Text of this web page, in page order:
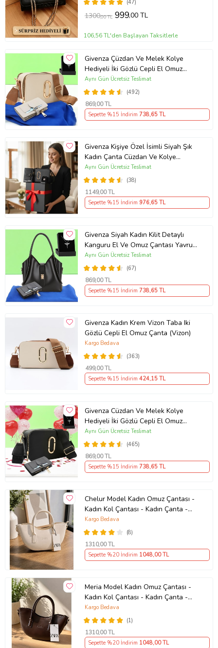
(47)
1300,00 TL 999,00 TL
106,56 TL'den Başlayan Taksitlerle
Givenza Çüzdan Ve Melek Kolye
Hediyeli İki Gözlü Cepli El Omuz
Çanta (Krem)
(492)
Aynı Gün Ücretsiz Teslimat
869,00 TL
Sepette %15 İndirim 738,65 TL
Givenza Kişiye Özel İsimli Siyah Şık
Kadın Çanta Cüzdan Ve Kolye
Hediyeli & Hediye Kutusu Seti
(D.Siyah)
(38)
Aynı Gün Ücretsiz Teslimat
1149,00 TL
Sepette %15 İndirim 976,65 TL
Givenza Siyah Kadın Kilit Detaylı
Kanguru El Ve Omuz Çantası Yavru
Çantalı Cüzdan Ve Kolye Hediyeli
(67)
Aynı Gün Ücretsiz Teslimat
869,00 TL
Sepette %15 İndirim 738,65 TL
Givenza Kadın Krem Vizon Taba Iki
Gözlü Cepli El Omuz Çanta (Vizon)
(363)
Kargo Bedava
499,00 TL
Sepette %15 İndirim 424,15 TL
Givenza Cüzdan Ve Melek Kolye
Hediyeli İki Gözlü Cepli El Omuz
Çanta (Siyah)
(465)
Aynı Gün Ücretsiz Teslimat
869,00 TL
Sepette %15 İndirim 738,65 TL
Chelur Model Kadın Omuz Çantası -
Kadın Kol Çantası - Kadın Çanta -
Günlük Kadın Çantası - Hediye
Çanta - Çapraz Askılı Kadın Çantası
(8)
Kargo Bedava
1310,00 TL
Sepette %20 İndirim 1048,00 TL
Meria Model Kadın Omuz Çantası -
Kadın Kol Çantası - Kadın Çanta -
Günlük Kadın Çantası - Hediye
Çanta - Çapraz Askılı Kadın Çantası
(1)
Kargo Bedava
1310,00 TL
Sepette %20 İndirim 1048,00 TL